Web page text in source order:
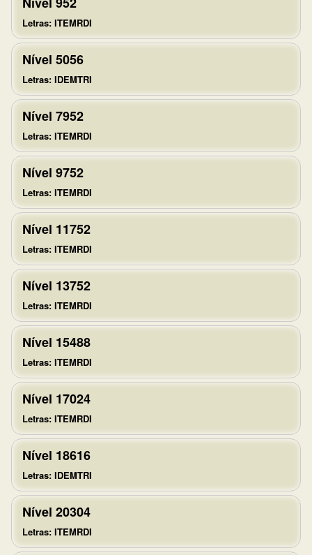
letras
do
quebra-
cabeça:
Letras: ITEMRDI
Nível 5056
Letras: IDEMTRI
Nível 7952
Letras: ITEMRDI
Nível 9752
Letras: ITEMRDI
Nível 11752
Letras: ITEMRDI
Nível 13752
Letras: ITEMRDI
Nível 15488
Letras: ITEMRDI
Nível 17024
Letras: ITEMRDI
Nível 18616
Letras: IDEMTRI
Nível 20304
Letras: ITEMRDI